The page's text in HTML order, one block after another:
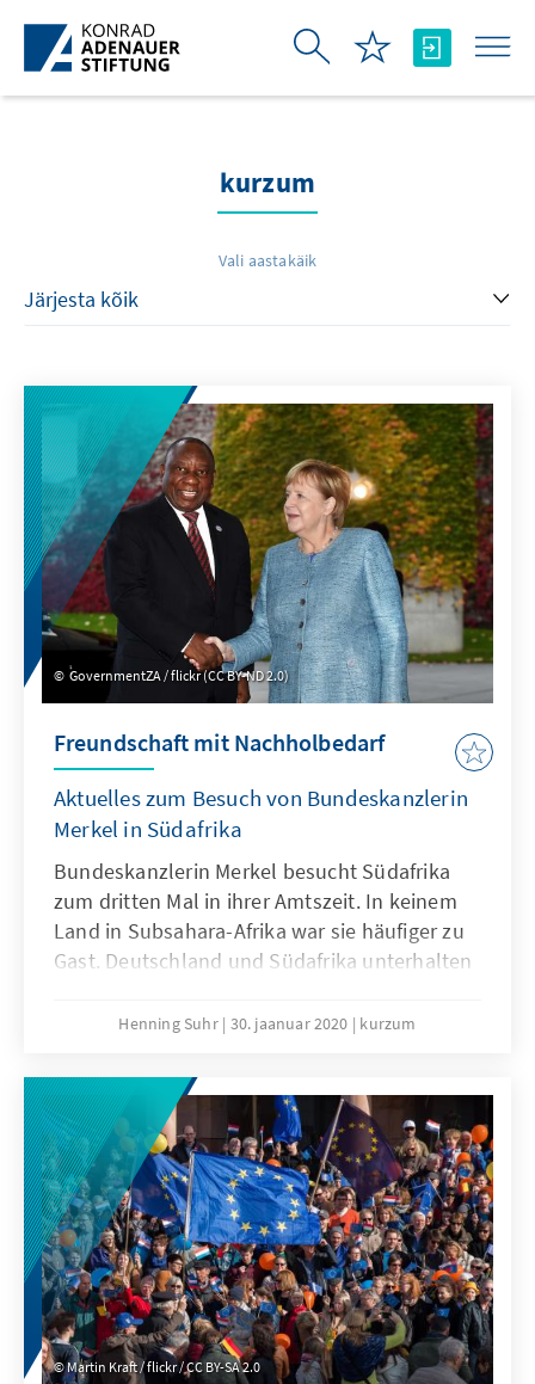
Skip to Main Content
kurzum
Vali aastakäik
GovernmentZA / flickr (CC BY-ND 2.0)
Freundschaft mit Nachholbedarf
Aktuelles zum Besuch von Bundeskanzlerin
Merkel in Südafrika
Bundeskanzlerin Merkel besucht Südafrika
zum dritten Mal in ihrer Amtszeit. In keinem
Land in Subsahara-Afrika war sie häufiger zu
Gast. Deutschland und Südafrika unterhalten
längerem an Dynamik verloren haben. Seit
Potenzial zur Wiederbelebung der bilateralen
Kontakte. Dies ist wünschenswert, denn trotz
des außenpolitischen Bedeutungsverlusts
bleibt Südafrika unerlässlicher Faktor für
Stabilität und Prosperität in Afrika.
Henning Suhr 30. jaanuar 2020 kurzum
Martin Kraft / flickr / CC BY-SA 2.0